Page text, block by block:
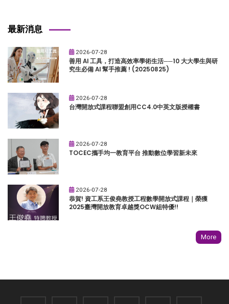
最新消息
2026-07-28
善用 AI 工具，打造高效率學術生活──10 大大學生與研
究生必備 AI 幫手推薦 ! (20250825)
2026-07-28
台灣開放式課程聯盟創用CC4.0中英文版授權書
2026-07-28
TOCEC攜手均一教育平台 推動數位學習新未來
2026-07-28
恭賀! 資工系王俊堯教授工程數學開放式課程｜榮獲
2025臺灣開放教育卓越獎OCW組特優!!
More